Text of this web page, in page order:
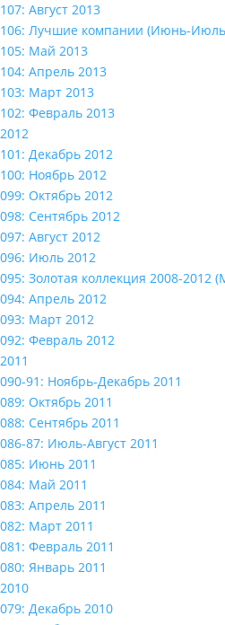
107: Август 2013
106: Лучшие компании (Июнь-
105: Май 2013
104: Апрель 2013
103: Март 2013
102: Февраль 2013
2012
101: Декабрь 2012
100: Ноябрь 2012
099: Октябрь 2012
098: Сентябрь 2012
097: Август 2012
096: Июль 2012
095: Золотая коллекция 2008-2012
094: Апрель 2012
093: Март 2012
092: Февраль 2012
2011
090-91: Ноябрь-Декабрь 2011
089: Октябрь 2011
088: Сентябрь 2011
086-87: Июль-Август 2011
085: Июнь 2011
084: Май 2011
083: Апрель 2011
082: Март 2011
081: Февраль 2011
080: Январь 2011
2010
079: Декабрь 2010